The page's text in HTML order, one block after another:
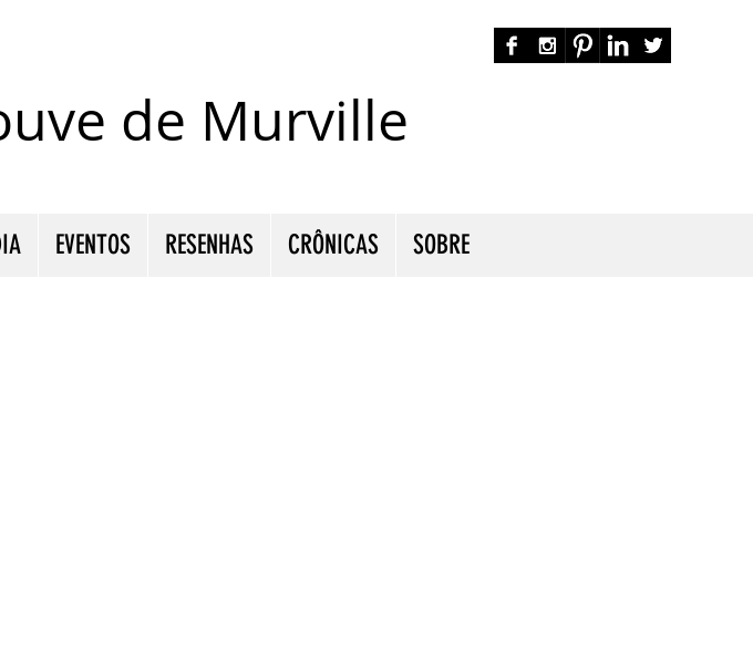
de Murville
EVENTOS RESENHAS CRÔNICAS SOBRE